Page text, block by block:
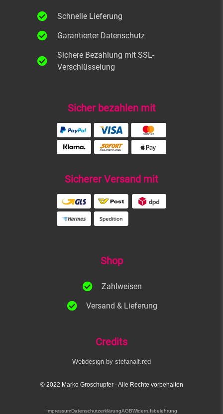
Schnelle Lieferung
Garantierter Datenschutz
Sichere Bezahlung mit SSL-
Verschlüsselung
Sicher bezahlen mit
Sicherer Versand mit
Shop
Zahlweisen
Versand & Lieferung
Credits
Webdesign by stefanalf.red
© 2022 Marko Groschupfer​ - Alle Rechte vorbehalten
ImpressumDatenschutzerklärungAGBWiderrufsbelehrung